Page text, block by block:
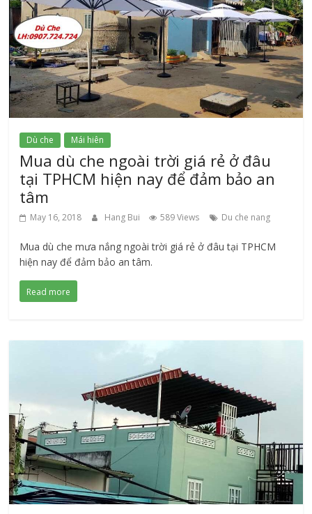
Dù che Mái hiên
Mua dù che ngoài trời giá rẻ ở đâu
tại TPHCM hiện nay để đảm bảo an
tâm
May 16, 2018 Hang Bui 589 Views Du che nang
Mua dù che mưa nắng ngoài trời giá rẻ ở đâu tại TPHCM
hiện nay để đảm bảo an tâm.
Read more